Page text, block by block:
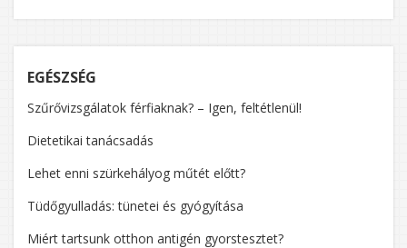
EGÉSZSÉG
Szűrővizsgálatok férfiaknak? – Igen, feltétlenül!
Dietetikai tanácsadás
Lehet enni szürkehályog műtét előtt?
Tüdőgyulladás: tünetei és gyógyítása
Miért tartsunk otthon antigén gyorstesztet?